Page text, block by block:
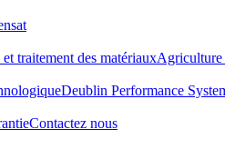
traitement des matériauxAgriculture
Deublin Performance
Contactez nous